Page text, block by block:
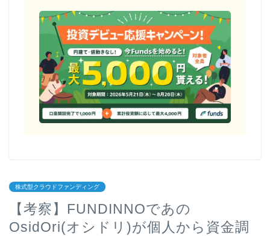
株式型クラウドファンディング
【考察】FUNDINNOであの
OsidOri(オシドリ)が個人から資金調